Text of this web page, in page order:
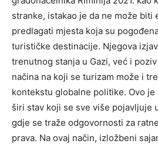
stranke, istakao je da ne može biti
predlagati mjesta koja su
turističke destinacije. Njegova
trenutnog stanja u Gazi, već i
načina na koji se turizam može i
kontekstu globalne politike. Ovo je
širi stav koji se sve više pojavljuje
gdje se traže odgovornosti za
prava. Na ovaj način, izložbeni